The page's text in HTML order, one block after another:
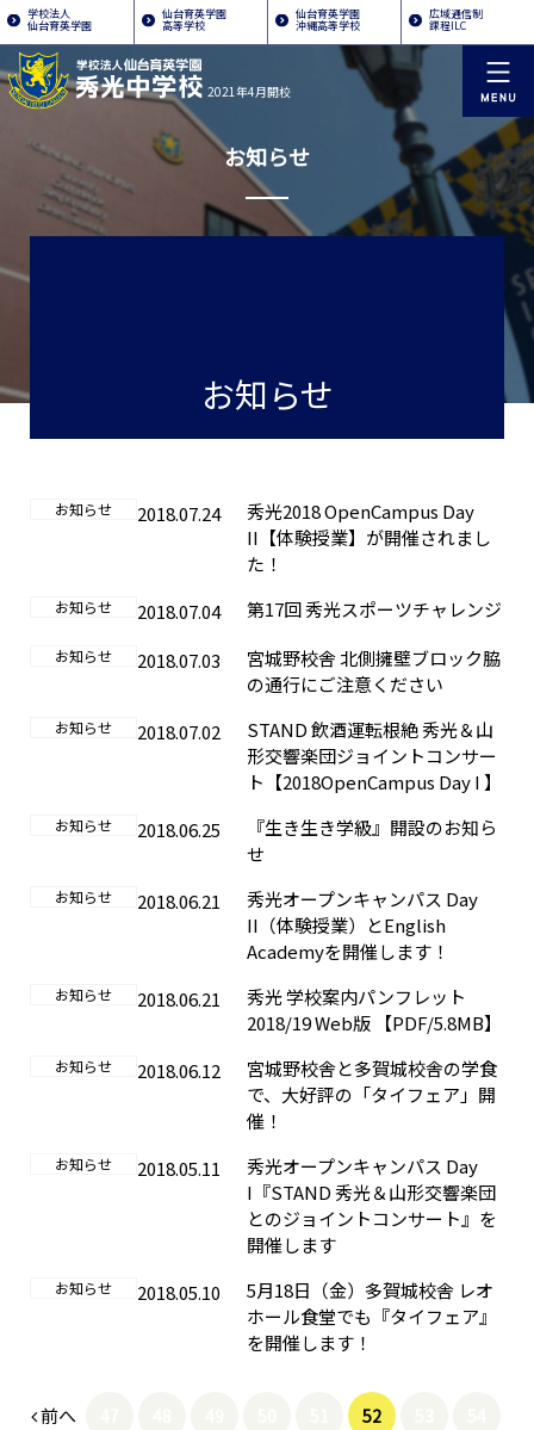
学校法人
仙台育英学園
仙台育英学園
高等学校
仙台育英学園
沖縄高等学校
広域通信制
課程ILC
2021年4月開校
お知らせ
お知らせ
お知らせ 2018.07.24
秀光2018 OpenCampus Day
II【体験授業】が開催されまし
た！
お知らせ 2018.07.04 第17回 秀光スポーツチャレンジ
お知らせ 2018.07.03
宮城野校舎 北側擁壁ブロック脇
の通行にご注意ください
お知らせ 2018.07.02
STAND 飲酒運転根絶 秀光＆山
形交響楽団ジョイントコンサー
ト【2018OpenCampus Day I 】
お知らせ 2018.06.25
『生き生き学級』開設のお知ら
せ
お知らせ 2018.06.21
秀光オープンキャンパス Day
II（体験授業）とEnglish
Academyを開催します！
お知らせ 2018.06.21
秀光 学校案内パンフレット
2018/19 Web版 【PDF/5.8MB】
お知らせ 2018.06.12
宮城野校舎と多賀城校舎の学食
で、大好評の「タイフェア」開
催！
お知らせ 2018.05.11
秀光オープンキャンパス Day
I『STAND 秀光＆山形交響楽団
とのジョイントコンサート』を
開催します
お知らせ 2018.05.10
5月18日（金）多賀城校舎 レオ
ホール食堂でも『タイフェア』
を開催します！
前へ 52